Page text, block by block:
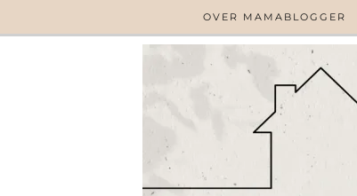
OVER MAMABLOGGER